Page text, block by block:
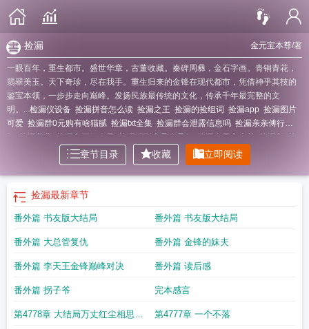
金元宝本尊/著
捡漏
一眼百年，重生都市。盛世华章，古董收藏。秦碑周彝，金石字画。青铜青花，
翡翠美玉。天下奇珍，尽在我手。重生归来的金锋在现代都市，凭借神乎其技的
鉴宝本领，一步步走向巅峰。发扬民族最传统的文化，传承千年最完整的文
明。...检漏仪设备 捡漏拼音怎么读 捡漏之王 捡漏的捡组词 捡漏app 捡漏图片
可爱 捡漏群0元购有啥猫腻 捡漏txt全集 捡漏群会泄露信息吗 捡漏亲亲傅行
漏优品是真的吗 捡漏超大生鲜8点上线捡漏是什么意思捡漏大学有哪些
二本公办大学捡漏金锋免费阅读 捡漏于飞免费阅读捡漏特工免费阅读
何?捡漏金瞳捡漏女主有几个捡漏职业教育板块捡漏天王捡漏近义词是什么
词捡漏房图片捡漏白熊是真的还是假的
个捡漏徐文笔趣阁简陋捡漏成豪捡漏回家这个公众号是真的吗捡漏百度百
科捡漏电视剧捡漏李旖雪结局 捡漏倒闭车企 捡漏哪个平台最好
章节目录 收藏 立即阅读
捡漏最新章节
番外篇 书友版大结局 番外篇 书友版大结局
番外篇 大总管复仇 番外篇 金锋的妹夫
番外篇 李天王金锋巅峰对决 番外篇 读后感
番外篇 拐子爷 完本感言
第4778章 大结局万丈红尘相思满 第4777章 一个不落